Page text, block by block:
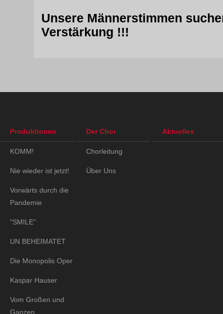
Unsere Männerstimmen
Verstärkung !!!
Produktionen
KOMM!
Nie wieder ist jetzt!
Vorwärts durch die
Pandemie
"SMILE"
UN BEHEIMATET
Die Monopolis Oper
Kaspar Hauser
Vom Großen und
Ganzen
Der Chor
Chorleitung
Über Uns
Aktuelles